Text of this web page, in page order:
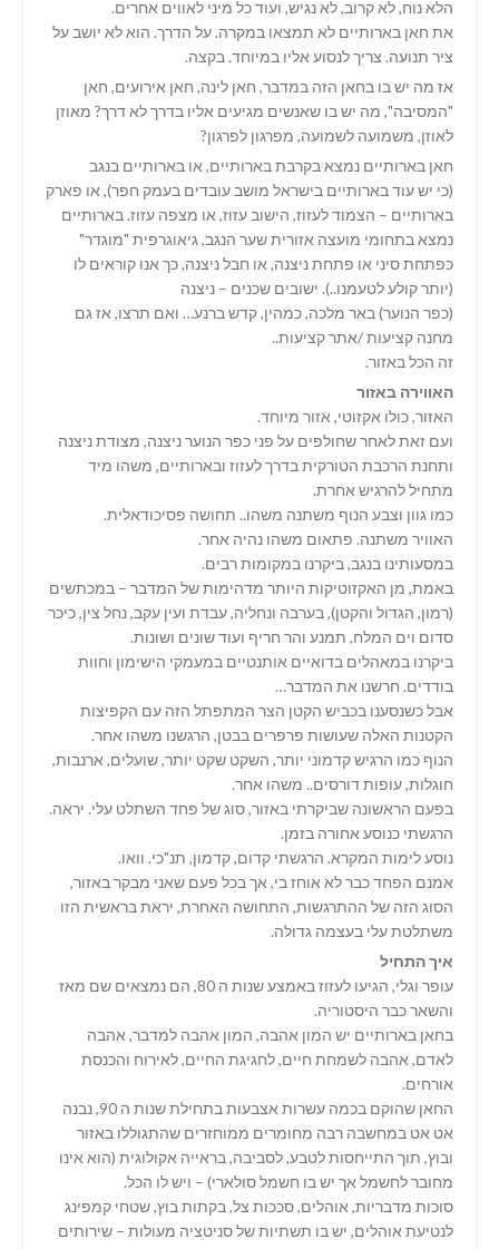
הלא נוח, לא קרוב, לא נגיש, ועוד כל מיני לאווים אחרים.
את חאן בארותיים לא תמצאו במקרה. על הדרך. הוא לא יושב על
ציר תנועה. צריך לנסוע אליו במיוחד. בקצה.
אז מה יש בו בחאן הזה במדבר, חאן לינה, חאן אירועים, חאן
"המסיבה", מה יש בו שאנשים מגיעים אליו בדרך לא דרך? מאוזן
לאוזן, משמועה לשמועה, מפרגון לפרגון?
חאן בארותיים נמצא בקרבת בארותיים, או בארותיים בנגב
(כי יש עוד בארותיים בישראל מושב עובדים בעמק חפר), או פארק
בארותיים – הצמוד לעזוז, הישוב עזוז, או מצפה עזוז. בארותיים
נמצא בתחומי מועצה אזורית שער הנגב, גיאוגרפית "מוגדר"
כפתחת סיני או פתחת ניצנה, או חבל ניצנה, כך אנו קוראים לו
(יותר קולע לטעמנו..). ישובים שכנים – ניצנה
(כפר הנוער) באר מלכה, כמהין, קדש ברנע… ואם תרצו, אז גם
מחנה קציעות /אתר קציעות..
זה הכל באזור.
האווירה באזור
האזור, כולו אקזוטי, אזור מיוחד.
ועם זאת לאחר שחולפים על פני כפר הנוער ניצנה, מצודת ניצנה
ותחנת הרכבת הטורקית בדרך לעזוז ובארותיים, משהו מיד
מתחיל להרגיש אחרת.
כמו גוון וצבע הנוף משתנה משהו.. תחושה פסיכודאלית.
האוויר משתנה. פתאום משהו נהיה אחר.
במסעותינו בנגב, ביקרנו במקומות רבים.
באמת, מן האקזוטיקות היותר מדהימות של המדבר – במכתשים
(רמון, הגדול והקטן), בערבה ונחליה, עבדת ועין עקב, נחל צין, כיכר
סדום וים המלח, תמנע והר חריף ועוד שונים ושונות.
ביקרנו במאהלים בדואיים אותנטיים במעמקי הישימון וחוות
בודדים. חרשנו את המדבר…
אבל כשנסענו בכביש הקטן הצר המתפתל הזה עם הקפיצות
הקטנות האלה שעושות פרפרים בבטן, הרגשנו משהו אחר.
הנוף כמו הרגיש קדמוני יותר, השקט שקט יותר, שועלים, ארנבות,
חוגלות, עופות דורסים.. משהו אחר.
בפעם הראשונה שביקרתי באזור, סוג של פחד השתלט עלי. יראה.
הרגשתי כנוסע אחורה בזמן.
נוסע לימות המקרא. הרגשתי קדום, קדמון, תנ"כי. וואו.
אמנם הפחד כבר לא אוחז בי, אך בכל פעם שאני מבקר באזור,
הסוג הזה של ההתרגשות, התחושה האחרת, יראת בראשית הזו
משתלטת עלי בעצמה גדולה.
איך התחיל
עופר וגלי, הגיעו לעזוז באמצע שנות ה 80, הם נמצאים שם מאז
והשאר כבר היסטוריה.
בחאן בארותיים יש המון אהבה, המון אהבה למדבר, אהבה
לאדם, אהבה לשמחת חיים, לחגיגת החיים, לאירוח והכנסת
אורחים.
החאן שהוקם בכמה עשרות אצבעות בתחילת שנות ה 90, נבנה
אט אט במחשבה רבה מחומרים ממוחזרים שהתגוללו באזור
ובוץ, תוך התייחסות לטבע, לסביבה, בראייה אקולוגית (הוא אינו
מחובר לחשמל אך יש בו חשמל סולארי) – ויש לו הכל.
סוכות מדבריות, אוהלים, סככות צל, בקתות בוץ, שטחי קמפינג
לנטיעת אוהלים, יש בו תשתיות של סניטציה מעולות – שירותים